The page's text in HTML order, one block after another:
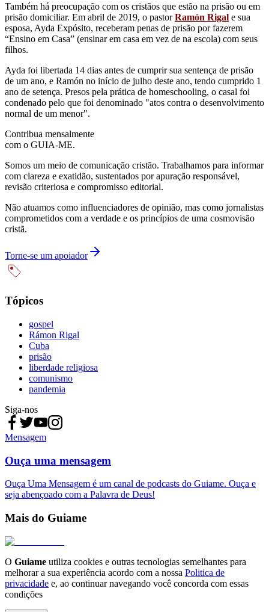
Também há preocupação com os cristãos que estão na prisão ou em
prisão domiciliar. Em abril de 2019, o pastorRamón Rigal e sua
esposa, Ayda Expósito, receberam penas de prisão por fazerem
“Ensino em Casa” (ensinar em casa em vez de na escola) com seus
filhos.
Ayda foi libertada 14 dias antes de cumprir sua sentença de prisão
de um ano, e Ramón no início de julho deste ano, tendo cumprido 1
ano de setença. Presos pela prática de homeschooling, o casal foi
condenado pelo que foi denominado "atos contra o desenvolvimento
normal de um menor".
Contribua mensalmente
com o GUIA-ME.
Somos um meio de comunicação cristão. Trabalhamos para informar
com clareza e exatidão, sustentados por apuração responsável,
revisão criteriosa e compromisso editorial.
Não atuamos como influenciadores de opinião, mas como jornalistas
comprometidos com a verdade e os princípios de uma cosmovisão
cristã.
Torne-se um apoiador
Tópicos
gospel
Rámon Rigal
Cuba
prisão
liberdade religiosa
comunismo
pandemia
Siga-nos
Mensagem
Ouça uma mensagem
Ouça Uma Mensagem é um canal de podcasts do Guiame. Ouça e
seja abençoado com a Palavra de Deus!
Mais do Guiame
O Guiame utiliza cookies e outras tecnologias semelhantes para
melhorar a sua experiência acordo com a nossa Politica de
privacidade e, ao continuar navegando você concorda com essas
condições